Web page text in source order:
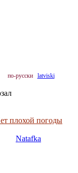
по-русски latviski
плохой погоды
Natafka